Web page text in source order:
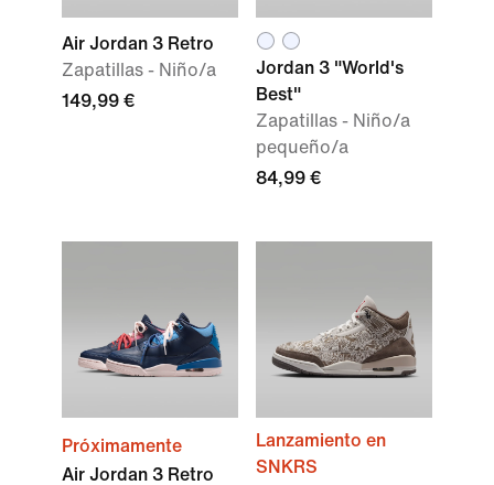
Air Jordan 3 Retro
Zapatillas - Niño/a
149,99 €
Jordan 3 "World's
Best"
Zapatillas - Niño/a
pequeño/a
84,99 €
Próximamente
Air Jordan 3 Retro
Lanzamiento en
SNKRS